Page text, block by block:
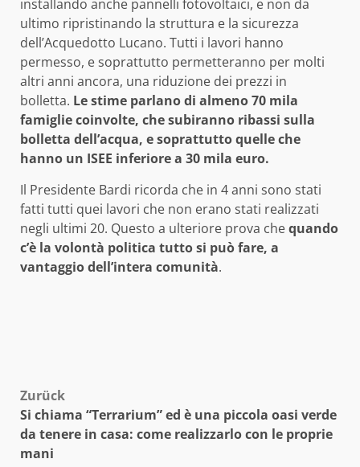
installando anche pannelli fotovoltaici, e non da
ultimo ripristinando la struttura e la sicurezza
dell’Acquedotto Lucano. Tutti i lavori hanno
permesso, e soprattutto permetteranno per molti
altri anni ancora, una riduzione dei prezzi in
bolletta. Le stime parlano di almeno 70 mila
famiglie coinvolte, che subiranno ribassi sulla
bolletta dell’acqua, e soprattutto quelle che
hanno un ISEE inferiore a 30 mila euro.
Il Presidente Bardi ricorda che in 4 anni sono stati
fatti tutti quei lavori che non erano stati realizzati
negli ultimi 20. Questo a ulteriore prova chequando
c’è la volontà politica tutto si può fare, a
vantaggio dell’intera comunità.
Beitragsnavigation
Zurück
Si chiama “Terrarium” ed è una piccola oasi verde
da tenere in casa: come realizzarlo con le proprie
mani